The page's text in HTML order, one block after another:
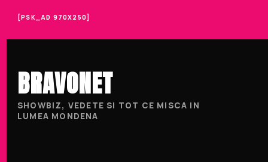
[PSK_AD 970X250]
BRAVONET
SHOWBIZ, VEDETE SI TOT CE MISCA IN
LUMEA MONDENA